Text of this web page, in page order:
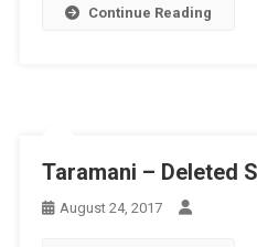
Continue Reading
Taramani – Deleted
August 24, 2017